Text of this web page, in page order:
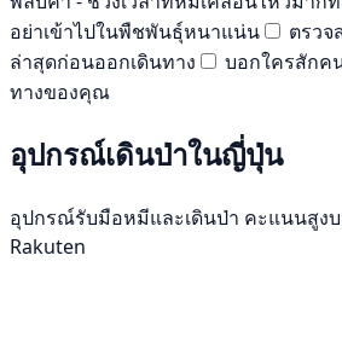
อย่าเข้าไปในพืชพันธุ์หนาแน่น
ตรว
ล่าสุดก่อนออกเดินทาง
บอกใครสักค
ทางของคุณ
อุปกรณ์เดินป่าในญี่ปุ่น
อุปกรณ์รับมือหมีและเดินป่า คะแนนสูง
Rakuten